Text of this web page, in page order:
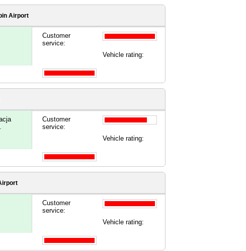
Airport
Customer
service:
Vehicle rating:
Customer
service:
Vehicle rating:
Customer
service:
Vehicle rating: